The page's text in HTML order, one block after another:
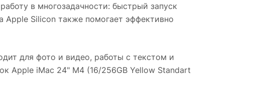
в многозадачности: быстрый запуск
Apple Silicon также помогает эффективно
для фото и видео, работы с текстом и
Apple iMac 24" M4 (16/256GB Yellow Standart